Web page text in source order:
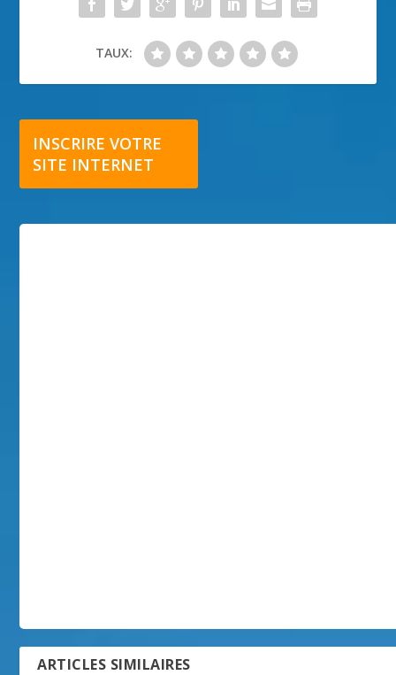
TAUX:
INSCRIRE VOTRE
SITE INTERNET
ARTICLES SIMILAIRES